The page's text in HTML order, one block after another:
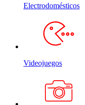
Electrodomésticos
Videojuegos